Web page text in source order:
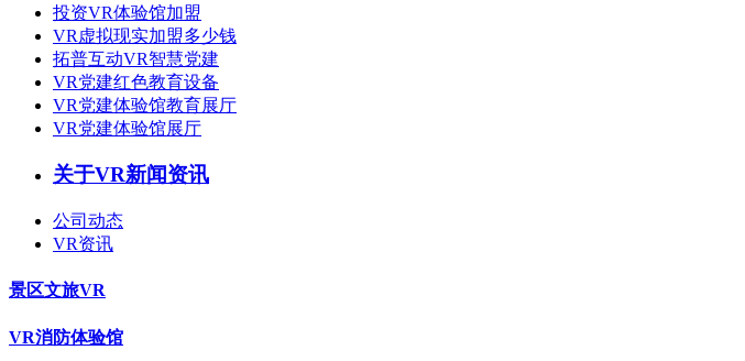
投资VR体验馆加盟
VR虚拟现实加盟多少钱
拓普互动VR智慧党建
VR党建红色教育设备
VR党建体验馆教育展厅
VR党建体验馆展厅
关于VR新闻资讯
公司动态
VR资讯
景区文旅VR
VR消防体验馆